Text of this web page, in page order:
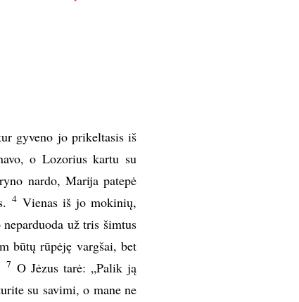
gyveno jo prikeltasis iš
o Lozorius kartu su
nardo, Marija patepė
4 Vienas iš jo mokinių,
už tris šimtus
būtų rūpėję vargšai, bet
7 O Jėzus tarė: „Palik ją
su savimi, o mane ne